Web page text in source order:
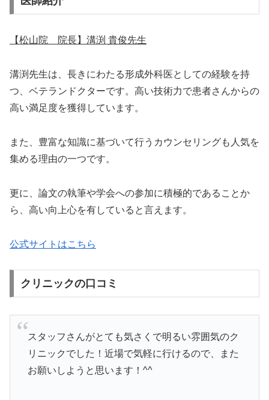
【松山院 院長】溝渕 貴俊先生
溝渕先生は、長きにわたる形成外科医としての経験を持
つ、ベテランドクターです。高い技術力で患者さんからの
高い満足度を獲得しています。
また、豊富な知識に基づいて行うカウンセリングも人気を
集める理由の一つです。
更に、論文の執筆や学会への参加に積極的であることか
ら、高い向上心を有していると言えます。
公式サイトはこちら
クリニックの口コミ
スタッフさんがとても気さくで明るい雰囲気のク
リニックでした！近場で気軽に行けるので、また
お願いしようと思います！^^